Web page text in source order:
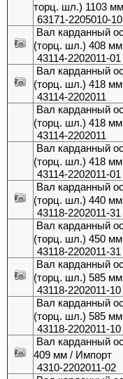
торц. шл.) 1103
63171-2205010-10
Вал карданный
(торц. шл.) 408 мм
43114-2202011-01
Вал карданный
(торц. шл.) 418
43114-2202011
Вал карданный
(торц. шл.) 418
43114-2202011
Вал карданный
(торц. шл.) 418
43114-2202011-01
Вал карданный
(торц. шл.) 440
43118-2202011-31
Вал карданный
(торц. шл.) 450 мм
43118-2202011-31
Вал карданный
(торц. шл.) 585 мм
43118-2202011-10
Вал карданный
(торц. шл.) 585
43118-2202011-10
Вал карданный
409 мм / Импорт
4310-2202011-02